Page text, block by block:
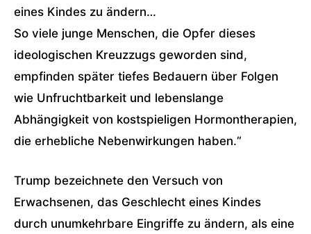
eines Kindes zu ändern…
So viele junge Menschen, die Opfer dieses
ideologischen Kreuzzugs geworden sind,
empfinden später tiefes Bedauern über Folgen
wie Unfruchtbarkeit und lebenslange
Abhängigkeit von kostspieligen Hormontherapien,
die erhebliche Nebenwirkungen haben.“
Trump bezeichnete den Versuch von
Erwachsenen, das Geschlecht eines Kindes
durch unumkehrbare Eingriffe zu ändern, als eine